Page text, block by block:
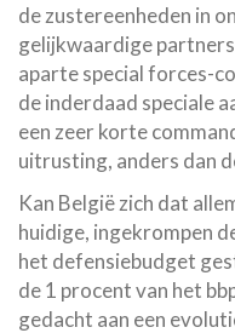
de zustereenheden in
gelijkwaardige
aparte special forces-
de inderdaad speciale
een zeer korte
uitrusting, anders dan
Kan België zich dat
huidige, ingekrompen
het defensiebudget
de 1 procent van het
gedacht aan een